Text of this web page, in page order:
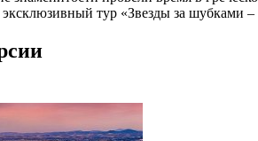
эксклюзивный тур «Звезды за шубками –